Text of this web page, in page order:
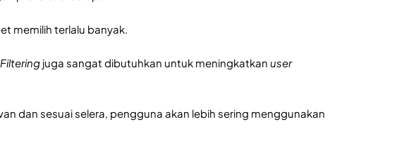
memilih terlalu banyak.
juga sangat dibutuhkan untuk meningkatkan user
dan sesuai selera, pengguna akan lebih sering menggunakan